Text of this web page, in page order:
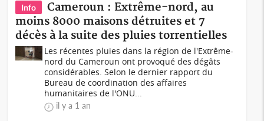
Info
Cameroun : Extrême-nord, au
moins 8000 maisons détruites et 7
décès à la suite des pluies torrentielles
Les récentes pluies dans la région de l'Extrême-
nord du Cameroun ont provoqué des dégâts
considérables. Selon le dernier rapport du
Bureau de coordination des affaires
humanitaires de l'ONU...
il y a 1 an